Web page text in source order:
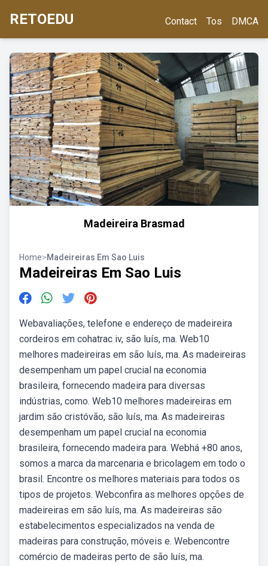
RETOEDU Contact Tos DMCA
Madeireira Brasmad
Home>Madeireiras Em Sao Luis
Madeireiras Em Sao Luis
Webavaliações, telefone e endereço de madeireira
cordeiros em cohatrac iv, são luís, ma. Web10
melhores madeireiras em são luís, ma. As madeireiras
desempenham um papel crucial na economia
brasileira, fornecendo madeira para diversas
indústrias, como. Web10 melhores madeireiras em
jardim são cristóvão, são luís, ma. As madeireiras
desempenham um papel crucial na economia
brasileira, fornecendo madeira para. Webhá +80 anos,
somos a marca da marcenaria e bricolagem em todo o
brasil. Encontre os melhores materiais para todos os
tipos de projetos. Webconfira as melhores opções de
madeireiras em são luís, ma. As madeireiras são
estabelecimentos especializados na venda de
madeiras para construção, móveis e. Webencontre
comércio de madeiras perto de são luís, ma.